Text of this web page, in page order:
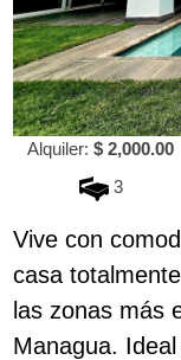
Alquiler: $ 2,000.00
3
Vive con
casa
las zonas más
Managua.